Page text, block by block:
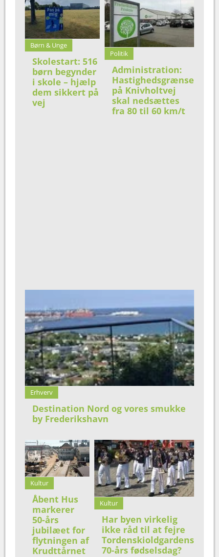
Børn & Unge
Skolestart: 516
børn begynder
i skole – hjælp
dem sikkert på
vej
Politik
Administration:
Hastighedsgrænse
på Knivholtvej
skal nedsættes
fra 80 til 60 km/t
Erhverv
Destination Nord og vores smukke
by Frederikshavn
Kultur
Åbent Hus
markerer
50-års
jubilæet for
flytningen af
Krudttårnet
Kultur
Har byen virkelig
ikke råd til at fejre
Tordenskioldgardens
70-års fødselsdag?